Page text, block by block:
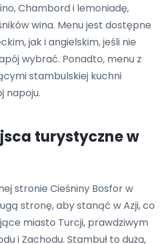
Chambord i lemoniadę,
wina. Menu jest dostępne
jak i angielskim, jeśli nie
wybrać. Ponadto, menu z
stambulskiej kuchni
napoju.
turystyczne w
stronie Cieśniny Bosfor w
stronę, aby stanąć w Azji, co
miasto Turcji, prawdziwym
i Zachodu. Stambuł to duża,